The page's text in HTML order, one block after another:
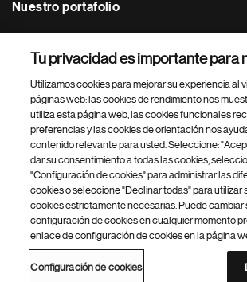
Nuestro portafolio
Footer Site Search
inferior
del
© 2026 Novartis AG
Política de privacidad Términos de uso
Configuración de cookies
Mapa del
Tu privacidad es importante para
Utilizamos cookies para mejorar su experiencia al
páginas web: las cookies de rendimiento nos
utiliza esta página web, las cookies funcionales
preferencias y las cookies de orientación nos
contenido relevante para usted. Seleccione:
dar su consentimiento a todas las cookies,
"Configuración de cookies" para administrar las
cookies o seleccione "Declinar todas" para utilizar
cookies estrictamente necesarias. Puede cambiar
configuración de cookies en cualquier momento
enlace de configuración de cookies en la página
Configuración de cookies